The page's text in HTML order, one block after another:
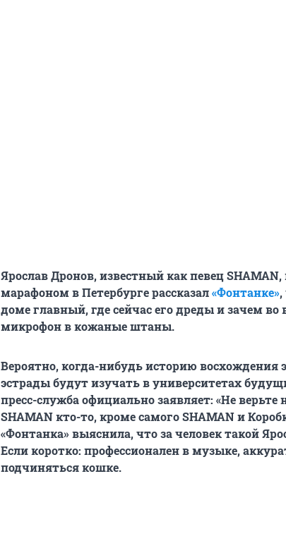
Ярослав Дронов, известный как певец
марафоном в Петербурге рассказал«Фонтанке»
доме главный, где сейчас его дреды и зачем во
микрофон в кожаные штаны.
Вероятно, когда-нибудь историю восхождения
эстрады будут изучать в университетах
пресс-служба официально заявляет: «Не верьте
SHAMAN кто-то, кроме самого SHAMAN и
«Фонтанка» выяснила, что за человек такой
Если коротко: профессионален в музыке,
подчиняться кошке.